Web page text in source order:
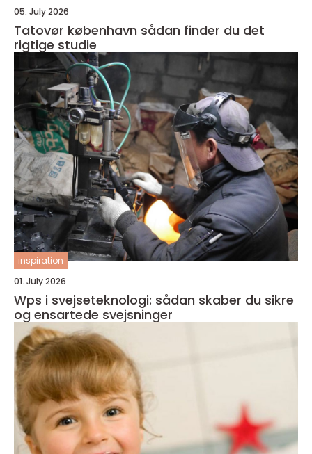
05. July 2026
Tatovør københavn sådan finder du det
rigtige studie
inspiration
01. July 2026
Wps i svejseteknologi: sådan skaber du sikre
og ensartede svejsninger